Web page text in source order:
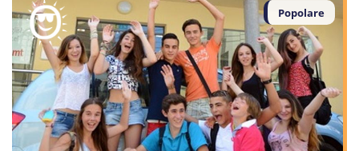
Popolare